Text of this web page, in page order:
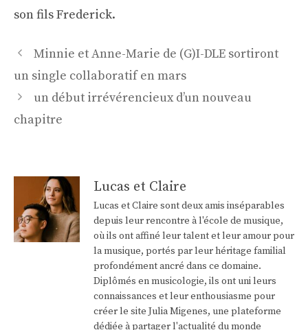
son fils Frederick.
Navigation
des
articles
Minnie et Anne-Marie de (G)I-DLE sortiront
un single collaboratif en mars
un début irrévérencieux d’un nouveau
chapitre
Lucas et Claire
Lucas et Claire sont deux amis inséparables
depuis leur rencontre à l'école de musique,
où ils ont affiné leur talent et leur amour pour
la musique, portés par leur héritage familial
profondément ancré dans ce domaine.
Diplômés en musicologie, ils ont uni leurs
connaissances et leur enthousiasme pour
créer le site Julia Migenes, une plateforme
dédiée à partager l'actualité du monde